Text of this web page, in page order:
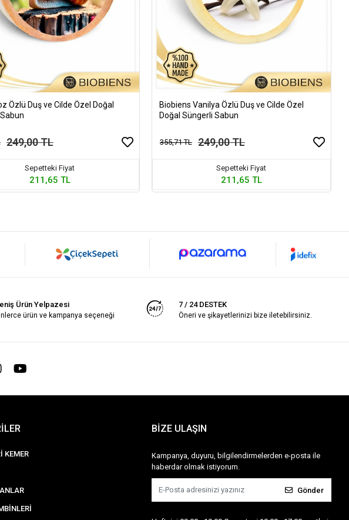
Özlü Duş ve Cilde Özel Doğal
249,00 TL
Sepetteki Fiyat
211,65 TL
Biobiens Vanilya Özlü Duş ve Cilde Özel
Doğal Süngerli Sabun
355,71 TL 249,00 TL
Sepetteki Fiyat
211,65 TL
Ürün Yelpazesi
ürün ve kampanya seçeneği
7 / 24 DESTEK
Öneri ve şikayetlerinizi bize iletebilirsiniz.
KEMER
BİZE ULAŞIN
Kampanya, duyuru, bilgilendirmelerden e-posta ile
haberdar olmak istiyorum.
Gönder